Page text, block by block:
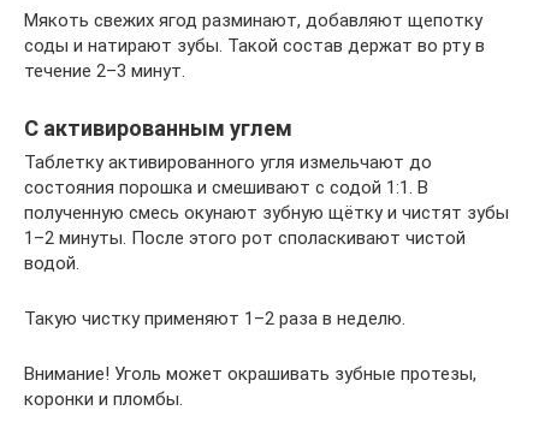
Мякоть свежих ягод разминают, добавляют щепотку
соды и натирают зубы. Такой состав держат во рту в
течение 2–3 минут.
С активированным углем
Таблетку активированного угля измельчают до
состояния порошка и смешивают с содой 1:1. В
полученную смесь окунают зубную щётку и чистят зубы
1–2 минуты. После этого рот споласкивают чистой
водой.
Такую чистку применяют 1–2 раза в неделю.
Внимание! Уголь может окрашивать зубные протезы,
коронки и пломбы.